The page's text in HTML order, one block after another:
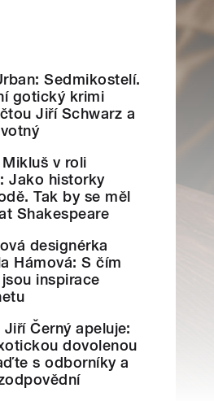
Sedmikostelí.
gotický krimi
Jiří Schwarz a
v roli
Jako historky
Tak by se měl
Shakespeare
designérka
Hámová: S čím
inspirace
Černý apeluje:
dovolenou
s odborníky a